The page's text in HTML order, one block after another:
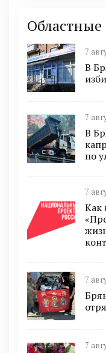
Областные
7
В
7
В
по
7
Как
7
7